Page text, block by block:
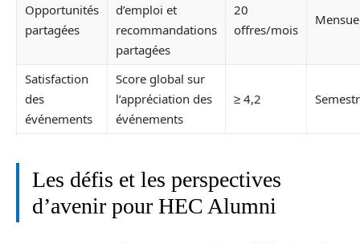
Opportunités
partagées
d’emploi et
recommandations
partagées
20
offres/mois
Satisfaction
des
événements
Score global sur
l’appréciation des
événements
≥ 4,2
Les défis et les perspectives
d’avenir pour HEC Alumni